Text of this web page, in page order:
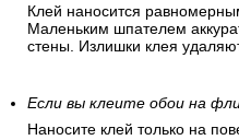
Клей наносится
Маленьким шпателем
стены. Излишки клея
Если вы клеите обои на
Наносите клей только на